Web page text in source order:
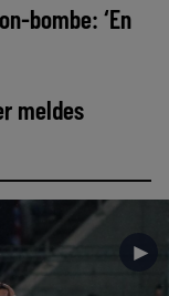
bombe: ‘En
meldes
►